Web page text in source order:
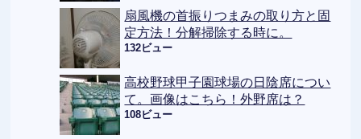
扇風機の首振りつまみの取り方と固
定方法！分解掃除する時に。
132ビュー
高校野球甲子園球場の日陰席につい
て。画像はこちら！外野席は？
108ビュー